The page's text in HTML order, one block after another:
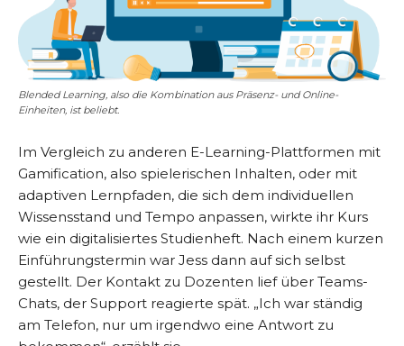
Blended Learning, also die Kombination aus Präsenz- und Online-
Einheiten, ist beliebt.
Im Vergleich zu anderen E-Learning-Plattformen mit
Gamification, also spielerischen Inhalten, oder mit
adaptiven Lernpfaden, die sich dem individuellen
Wissensstand und Tempo anpassen, wirkte ihr Kurs
wie ein digitalisiertes Studienheft. Nach einem kurzen
Einführungstermin war Jess dann auf sich selbst
gestellt. Der Kontakt zu Dozenten lief über Teams-
Chats, der Support reagierte spät. „Ich war ständig
am Telefon, nur um irgendwo eine Antwort zu